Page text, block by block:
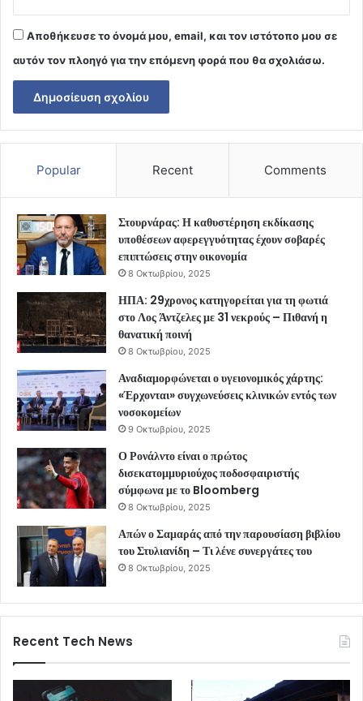
Αποθήκευσε το όνομά μου, email, και τον ιστότοπο μου σε
αυτόν τον πλοηγό για την επόμενη φορά που θα σχολιάσω.
Popular Recent Comments
Στουρνάρας: Η καθυστέρηση εκδίκασης
υποθέσεων αφερεγγυότητας έχουν σοβαρές
επιπτώσεις στην οικονομία
8 Οκτωβρίου, 2025
ΗΠΑ: 29χρονος κατηγορείται για τη φωτιά
στο Λος Άντζελες με 31 νεκρούς – Πιθανή η
θανατική ποινή
8 Οκτωβρίου, 2025
Αναδιαμορφώνεται ο υγειονομικός χάρτης:
«Έρχονται» συγχωνεύσεις κλινικών εντός των
νοσοκομείων
9 Οκτωβρίου, 2025
Ο Ρονάλντο είναι ο πρώτος
δισεκατομμυριούχος ποδοσφαιριστής
σύμφωνα με το Bloomberg
8 Οκτωβρίου, 2025
Απών ο Σαμαράς από την παρουσίαση βιβλίου
του Στυλιανίδη – Τι λένε συνεργάτες του
8 Οκτωβρίου, 2025
Recent Tech News